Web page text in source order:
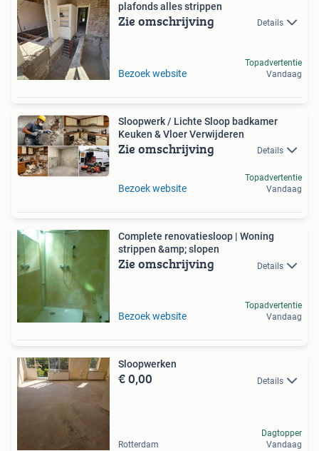
plafonds alles strippen
Zie omschrijving Details
Bezoek website
Topadvertentie
Vandaag
Sloopwerk / Lichte Sloop badkamer
Keuken & Vloer Verwijderen
Zie omschrijving Details
Bezoek website
Topadvertentie
Vandaag
Complete renovatiesloop | Woning
strippen &amp; slopen
Zie omschrijving Details
Bezoek website
Topadvertentie
Vandaag
Sloopwerken
€ 0,00 Details
Rotterdam
Dagtopper
Vandaag